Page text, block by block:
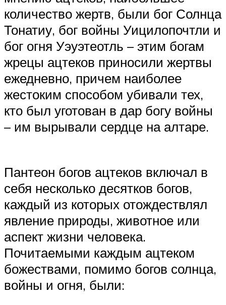
количество жертв, были бог Солнца
Тонатиу, бог войны Уицилопочтли и
бог огня Уэуэтеотль – этим богам
жрецы ацтеков приносили жертвы
ежедневно, причем наиболее
жестоким способом убивали тех,
кто был уготован в дар богу войны
– им вырывали сердце на алтаре.
Пантеон богов ацтеков включал в
себя несколько десятков богов,
каждый из которых отождествлял
явление природы, животное или
аспект жизни человека.
Почитаемыми каждым ацтеком
божествами, помимо богов солнца,
войны и огня, были: